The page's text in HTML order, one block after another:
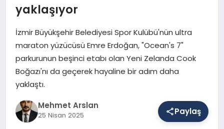
SAĞLIK
EĞITIM
yaklaşıyor
İzmir Büyükşehir Belediyesi Spor Kulübü'nün ultra
maraton yüzücüsü Emre Erdoğan, "Ocean's 7"
parkurunun beşinci etabı olan Yeni Zelanda Cook
Boğazı'nı da geçerek hayaline bir adım daha
yaklaştı.
Mehmet Arslan
25 Nisan 2025 Paylaş